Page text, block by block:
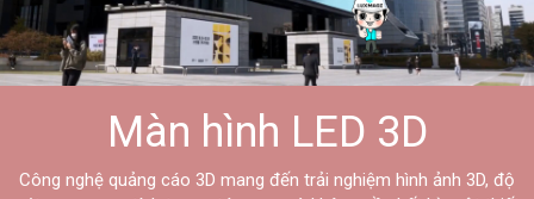
Màn hình LED 3D
Công nghệ quảng cáo 3D mang đến trải nghiệm hình ảnh 3D, độ